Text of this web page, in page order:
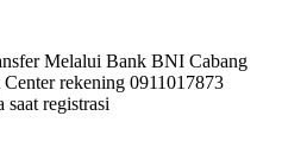
Melalui Bank BNI Cabang
rekening 0911017873
saat registrasi